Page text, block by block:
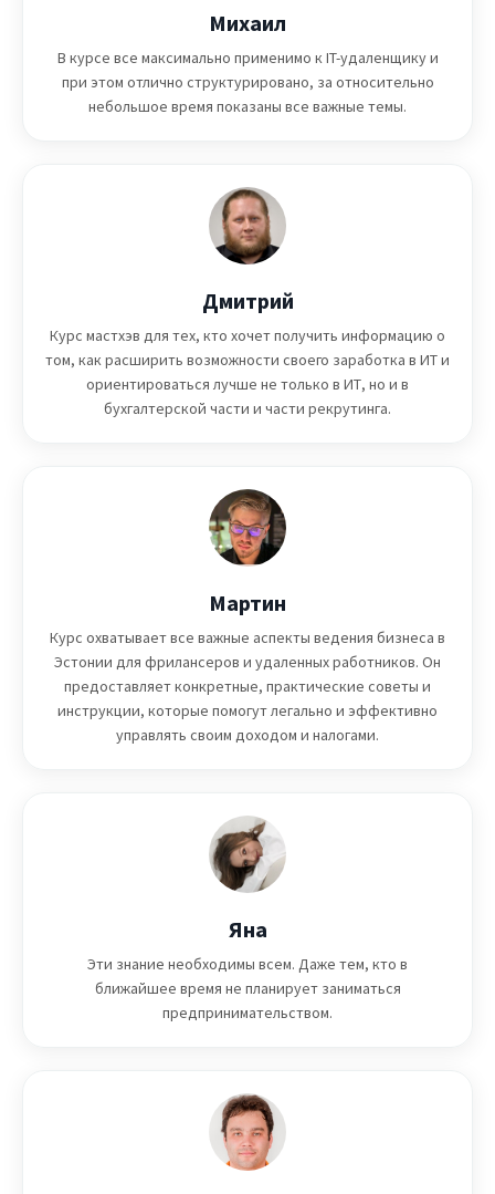
Михаил
В курсе все максимально применимо к IT-удаленщику и
при этом отлично структурировано, за относительно
небольшое время показаны все важные темы.
Дмитрий
Курс мастхэв для тех, кто хочет получить информацию о
том, как расширить возможности своего заработка в ИТ и
ориентироваться лучше не только в ИТ, но и в
бухгалтерской части и части рекрутинга.
Мартин
Курс охватывает все важные аспекты ведения бизнеса в
Эстонии для фрилансеров и удаленных работников. Он
предоставляет конкретные, практические советы и
инструкции, которые помогут легально и эффективно
управлять своим доходом и налогами.
Яна
Эти знание необходимы всем. Даже тем, кто в
ближайшее время не планирует заниматься
предпринимательством.